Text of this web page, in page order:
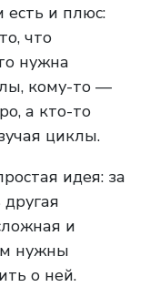
есть и плюс:
что
нужна
кому-то —
а кто-то
циклы.
идея: за
и
нужны
о ней.